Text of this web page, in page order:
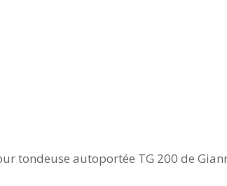
tondeuse autoportée TG 200 de